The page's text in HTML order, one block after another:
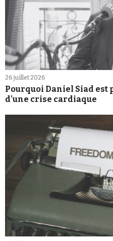
26 juillet 2026
Pourquoi Daniel Siad
d'une crise cardiaque